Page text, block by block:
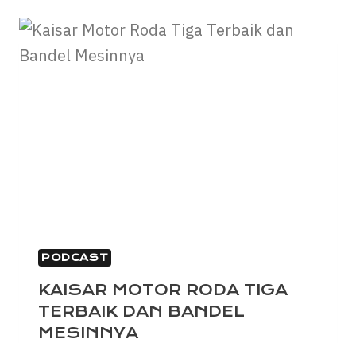
PODCAST
KAISAR MOTOR RODA TIGA
TERBAIK DAN BANDEL
MESINNYA